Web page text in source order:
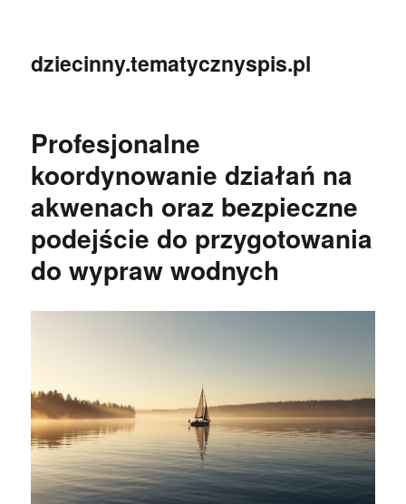
dziecinny.tematycznyspis.pl
Profesjonalne
koordynowanie działań na
akwenach oraz bezpieczne
podejście do przygotowania
do wypraw wodnych